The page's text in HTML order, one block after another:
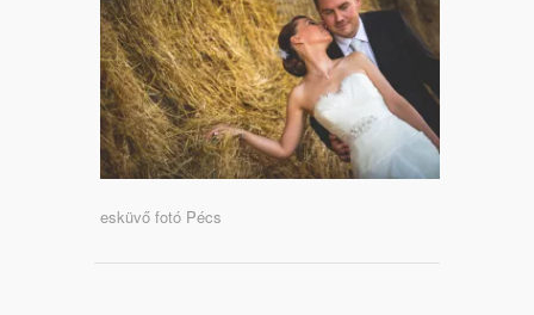
esküvő fotó Pécs